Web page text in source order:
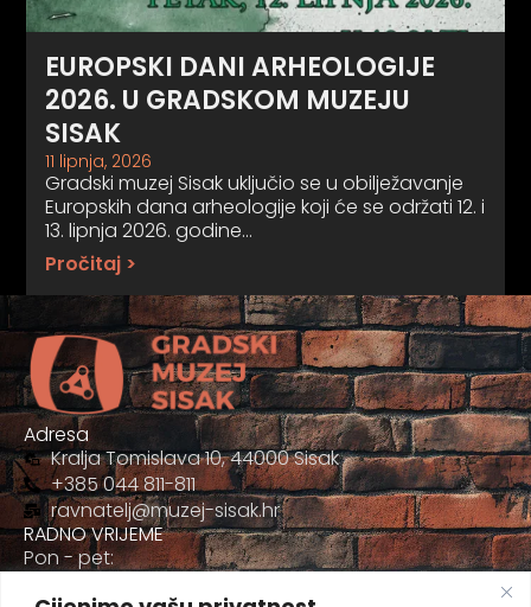
EUROPSKI DANI ARHEOLOGIJE
2026. U GRADSKOM MUZEJU
SISAK
11 lipnja, 2026
Gradski muzej Sisak uključio se u obilježavanje
Europskih dana arheologije koji će se održati 12. i
13. lipnja 2026. godine…
Pročitaj >
Adresa
Kralja Tomislava 10, 44000 Sisak
+385 044 811-811
ravnatelj@muzej-sisak.hr
RADNO VRIJEME
Pon - pet: